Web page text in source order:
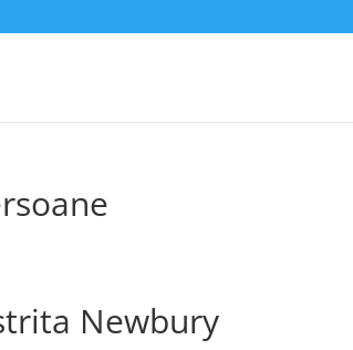
Newbury